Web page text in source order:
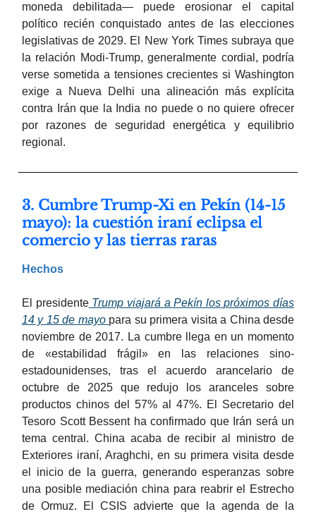
moneda debilitada— puede erosionar el capital
político recién conquistado antes de las elecciones
legislativas de 2029. El New York Times subraya que
la relación Modi-Trump, generalmente cordial, podría
verse sometida a tensiones crecientes si Washington
exige a Nueva Delhi una alineación más explícita
contra Irán que la India no puede o no quiere ofrecer
por razones de seguridad energética y equilibrio
regional.
3. Cumbre Trump-Xi en Pekín (14-15
mayo): la cuestión iraní eclipsa el
comercio y las tierras raras
Hechos
El presidenteTrump viajará a Pekín los próximos días
14 y 15 de mayo para su primera visita a China desde
noviembre de 2017. La cumbre llega en un momento
de «estabilidad frágil» en las relaciones sino-
estadounidenses, tras el acuerdo arancelario de
octubre de 2025 que redujo los aranceles sobre
productos chinos del 57% al 47%. El Secretario del
Tesoro Scott Bessent ha confirmado que Irán será un
tema central. China acaba de recibir al ministro de
Exteriores iraní, Araghchi, en su primera visita desde
el inicio de la guerra, generando esperanzas sobre
una posible mediación china para reabrir el Estrecho
de Ormuz. El CSIS advierte que la agenda de la